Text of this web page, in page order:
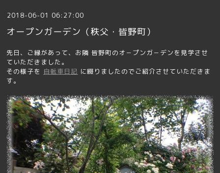
2018-06-01 06:27:00
オープンガーデン（秩父・皆野町）
先日、ご縁があって、お隣 皆野町のオ－プンガ－デンを見学させ
ていただきました。
その様子を 自転車日記 に綴りましたのでご紹介させていただきま
す。